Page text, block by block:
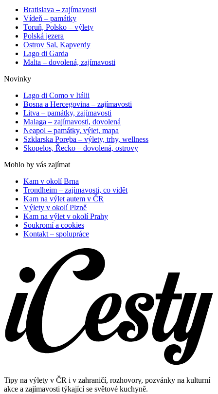
Bratislava – zajímavosti
Vídeň – památky
Toruň, Polsko – výlety
Polská jezera
Ostrov Sal, Kapverdy
Lago di Garda
Malta – dovolená, zajímavosti
Novinky
Lago di Como v Itálii
Bosna a Hercegovina – zajímavosti
Litva – památky, zajímavosti
Malaga – zajímavosti, dovolená
Neapol – památky, výlet, mapa
Szklarska Poręba – výlety, trhy, wellness
Skopelos, Řecko – dovolená, ostrovy
Mohlo by vás zajímat
Kam v okolí Brna
Trondheim – zajímavosti, co vidět
Kam na výlet autem v ČR
Výlety v okolí Plzně
Kam na výlet v okolí Prahy
Soukromí a cookies
Kontakt – spolupráce
Tipy na výlety v ČR i v zahraničí, rozhovory, pozvánky na kulturní
akce a zajímavosti týkající se světové kuchyně.